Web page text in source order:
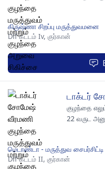
கிருஷ்ணா சிறப்பு மருத்துவமனை
Dlf கட்டம் Iv, குர்கான்
டாக்டர்
குழந்தை
22 வருட
மெடாண்டா - மருத்துவ சைபர்சிட்டி
Dlf கட்டம் II, குர்கான்